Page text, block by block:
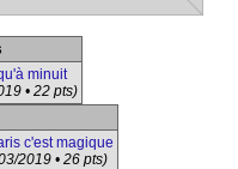
minuit
• 22 pts)
c'est magique
2019 • 26 pts)